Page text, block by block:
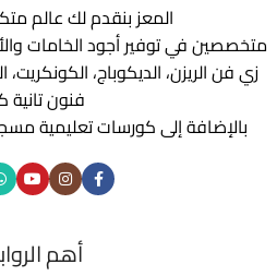
المعز بنقدم لك عالم
متخصصين في توفير أجود الخامات
زي فن الريزن، الديكوباج، الكونكريت،
فنون تانية
بالإضافة إلى كورسات تعليمية
أهم